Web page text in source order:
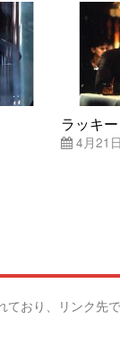
ラッキ
4月21日
おり、リンク先